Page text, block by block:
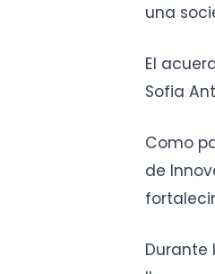
una
El
Sofia
Como
de
Durante